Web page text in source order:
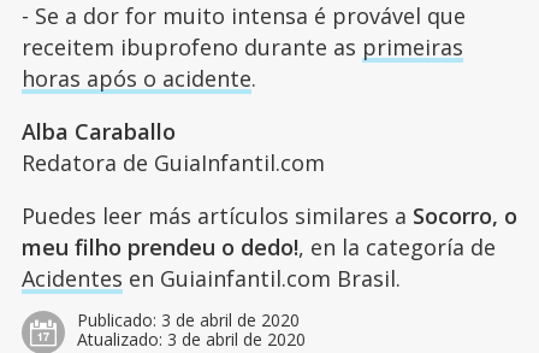
- Se a dor for muito intensa é provável que
receitem ibuprofeno durante as primeiras
horas após o acidente.
Alba Caraballo
Redatora de GuiaInfantil.com
Puedes leer más artículos similares a Socorro, o
meu filho prendeu o dedo!, en la categoría de
Acidentes en Guiainfantil.com Brasil.
Publicado: 3 de abril de 2020
Atualizado: 3 de abril de 2020